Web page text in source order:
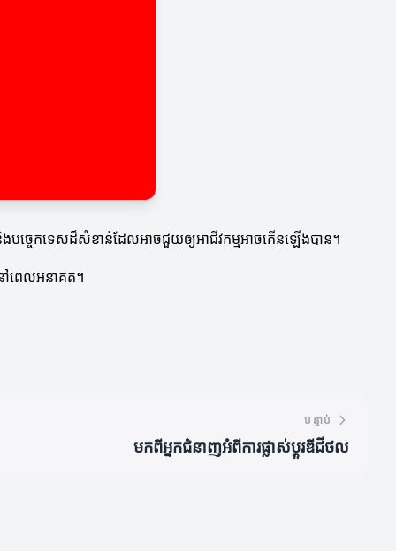
បច្ចេកទេសដ៏សំខាន់ដែលអាចជួយឲ្យអាជីវកម្មអាចកើនឡើងបាន។
ៅពេលអនាគត។
បន្ទាប់
មកពីអ្នកជំនាញអំពីការផ្លាស់ប្តូរឌីជីថល